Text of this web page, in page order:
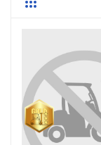
Grille